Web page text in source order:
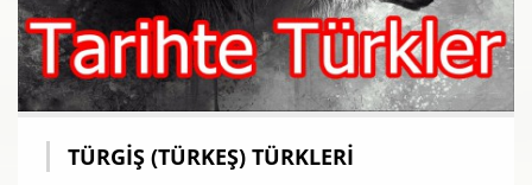
TÜRGIŞ (TÜRKEŞ) TÜRKLERI